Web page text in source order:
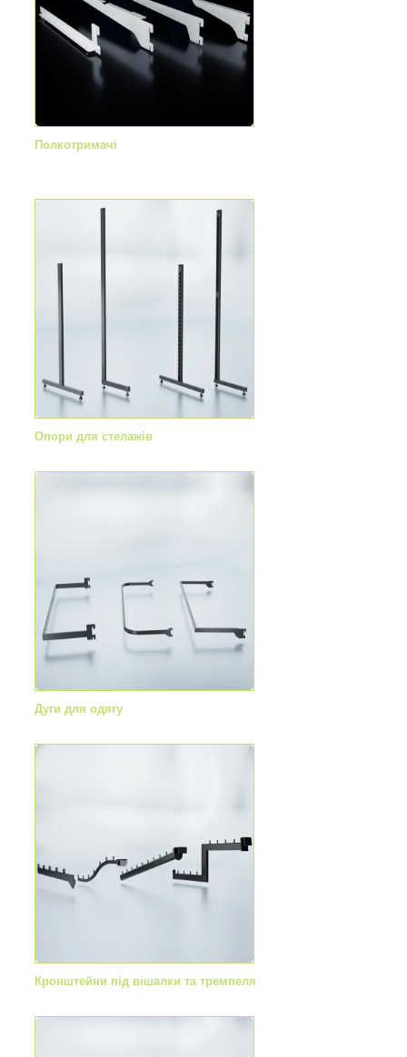
Полкотримачі
Опори для стелажів
Дуги для одягу
Кронштейни під вішалки та тремпеля